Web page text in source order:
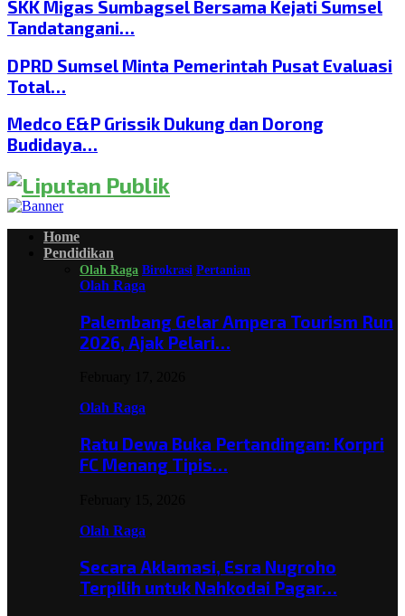
SKK Migas Sumbagsel Bersama Kejati Sumsel
Tandatangani…
DPRD Sumsel Minta Pemerintah Pusat Evaluasi
Total…
Medco E&P Grissik Dukung dan Dorong
Budidaya…
Home
Pendidikan
Olah Raga Birokrasi Pertanian
Olah Raga
Palembang Gelar Ampera Tourism Run
2026, Ajak Pelari…
Olah Raga
Ratu Dewa Buka Pertandingan: Korpri
FC Menang Tipis…
Olah Raga
Secara Aklamasi, Esra Nugroho
Terpilih untuk Nahkodai Pagar…